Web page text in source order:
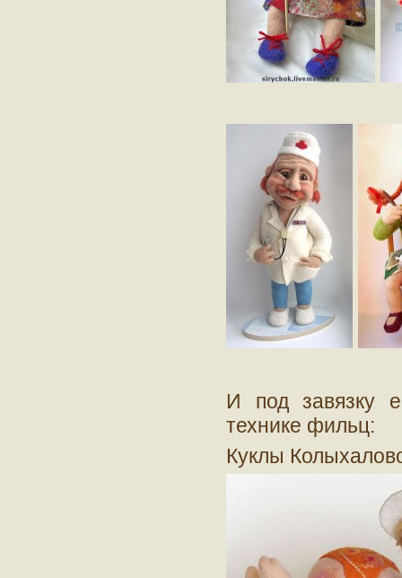
И под завязку
технике фильц:
Куклы